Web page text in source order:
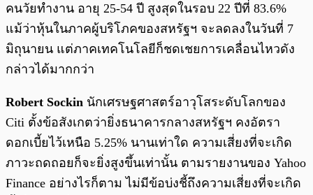
คนวัยทำงาน อายุ 25-54 ปี สูงสุดในรอบ 22 ปีที่ 83.6%
แม้ว่าหุ้นในภาคผู้บริโภคของสหรัฐฯ จะลดลงในวันที่ 7
มิถุนายน แต่ภาคเทคโนโลยีก็ชดเชยการเคลื่อนไหวดัง
กล่าวได้มากกว่า
Robert Sockin นักเศรษฐศาสตร์อาวุโสระดับโลกของ
Citi ตั้งข้อสังเกตว่ายิ่งธนาคารกลางสหรัฐฯ คงอัตรา
ดอกเบี้ยไว้เหนือ 5.25% นานเท่าใด ความเสี่ยงที่จะเกิด
ภาวะถดถอยก็จะยิ่งสูงขึ้นเท่านั้น ตามรายงานของ Yahoo
Finance อย่างไรก็ตาม ไม่มีข้อบ่งชี้ถึงความเสี่ยงที่จะเกิด